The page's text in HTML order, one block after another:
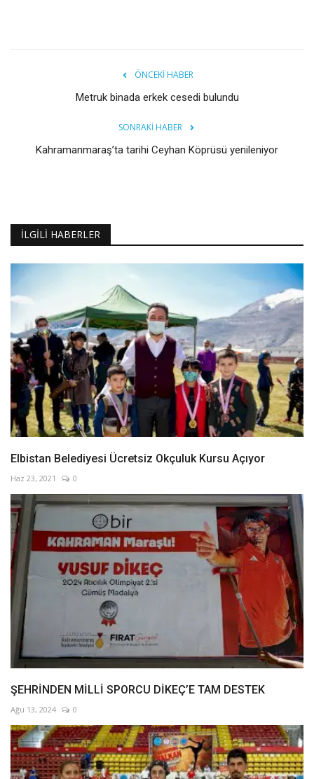
ÖNCEKI HABER
Metruk binada erkek cesedi bulundu
SONRAKI HABER
Kahramanmaraş’ta tarihi Ceyhan Köprüsü yenileniyor
İLGILI HABERLER
Elbistan Belediyesi Ücretsiz Okçuluk Kursu Açıyor
Haz 23, 2021 0
ŞEHRİNDEN MİLLİ SPORCU DİKEÇ’E TAM DESTEK
Ağu 13, 2024 0